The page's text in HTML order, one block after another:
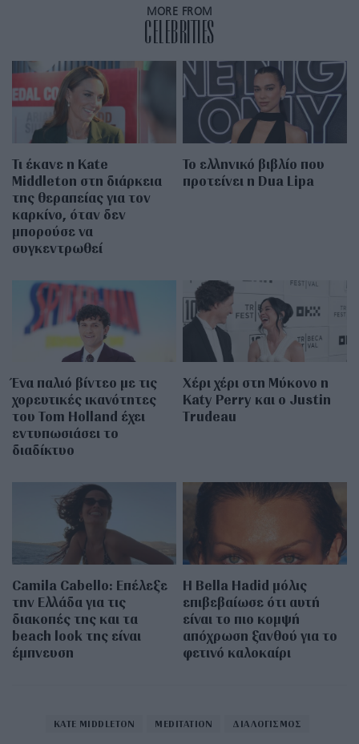
MORE FROM
CELEBRITIES
Τι έκανε η Kate
Middleton στη διάρκεια
της θεραπείας για τον
καρκίνο, όταν δεν
μπορούσε να
συγκεντρωθεί
Το ελληνικό βιβλίο που
προτείνει η Dua Lipa
Ένα παλιό βίντεο με τις
χορευτικές ικανότητες
του Tom Holland έχει
εντυπωσιάσει το
διαδίκτυο
Χέρι χέρι στη Μύκονο η
Katy Perry και ο Justin
Trudeau
Camila Cabello: Επέλεξε
την Ελλάδα για τις
διακοπές της και τα
beach look της είναι
έμπνευση
Η Bella Hadid μόλις
επιβεβαίωσε ότι αυτή
είναι το πιο κομψή
απόχρωση ξανθού για το
φετινό καλοκαίρι
KATE MIDDLETON MEDITATION ΔΙΑΛΟΓΙΣΜΟΣ